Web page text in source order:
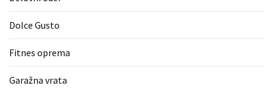
CATEGORIES
Varnost
Dolce Gusto
Fitnes oprema
Garažna vrata